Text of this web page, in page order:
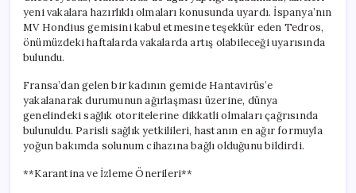
Ediyor
için
yeni vakalara hazırlıklı olmaları konusunda uyardı. İspanya’nın
MV Hondius gemisini kabul etmesine teşekkür eden Tedros,
önümüzdeki haftalarda vakalarda artış olabileceği uyarısında
bulundu.
Fransa’dan gelen bir kadının gemide Hantavirüs’e
yakalanarak durumunun ağırlaşması üzerine, dünya
genelindeki sağlık otoritelerine dikkatli olmaları çağrısında
bulunuldu. Parisli sağlık yetkilileri, hastanın en ağır formuyla
yoğun bakımda solunum cihazına bağlı olduğunu bildirdi.
**Karantina ve İzleme Önerileri**